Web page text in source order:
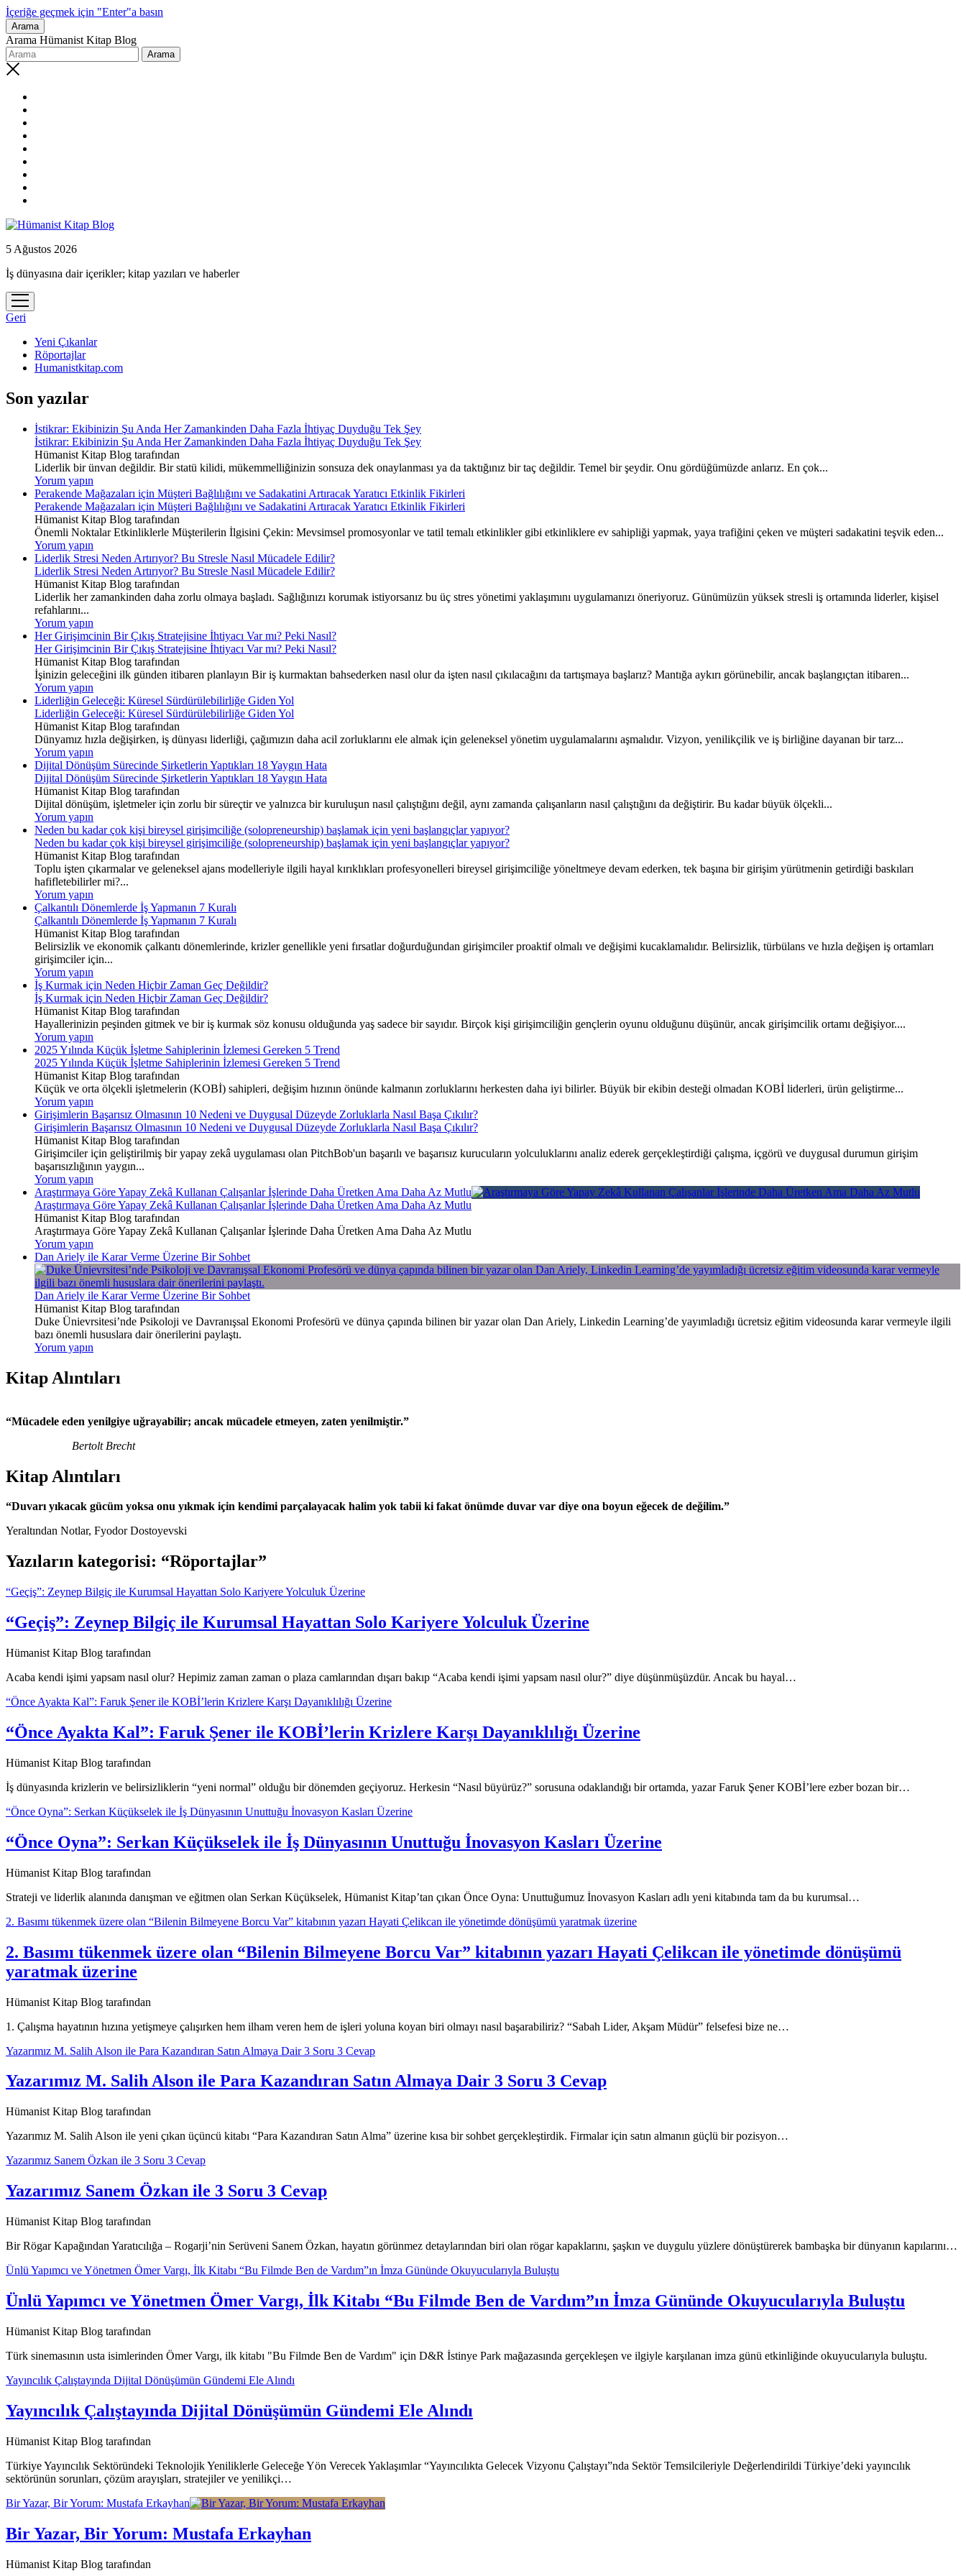
İçeriğe geçmek için "Enter"a basın
Arama
Arama Hümanist Kitap Blog
5 Ağustos 2026
İş dünyasına dair içerikler; kitap yazıları ve haberler
menüyü
aç
Geri
Yeni Çıkanlar
Röportajlar
Humanistkitap.com
Son yazılar
İstikrar: Ekibinizin Şu Anda Her Zamankinden Daha Fazla İhtiyaç Duyduğu Tek Şey
İstikrar: Ekibinizin Şu Anda Her Zamankinden Daha Fazla İhtiyaç Duyduğu Tek Şey
Hümanist Kitap Blog tarafından
Liderlik bir ünvan değildir. Bir statü kilidi, mükemmelliğinizin sonsuza dek onaylanması ya da taktığınız bir taç değildir. Temel bir şeydir. Onu gördüğümüzde anlarız. En çok...
Yorum yapın
Perakende Mağazaları için Müşteri Bağlılığını ve Sadakatini Artıracak Yaratıcı Etkinlik Fikirleri
Perakende Mağazaları için Müşteri Bağlılığını ve Sadakatini Artıracak Yaratıcı Etkinlik Fikirleri
Hümanist Kitap Blog tarafından
Önemli Noktalar Etkinliklerle Müşterilerin İlgisini Çekin: Mevsimsel promosyonlar ve tatil temalı etkinlikler gibi etkinliklere ev sahipliği yapmak, yaya trafiğini çeken ve müşteri sadakatini teşvik eden...
Yorum yapın
Liderlik Stresi Neden Artırıyor? Bu Stresle Nasıl Mücadele Edilir?
Liderlik Stresi Neden Artırıyor? Bu Stresle Nasıl Mücadele Edilir?
Hümanist Kitap Blog tarafından
Liderlik her zamankinden daha zorlu olmaya başladı. Sağlığınızı korumak istiyorsanız bu üç stres yönetimi yaklaşımını uygulamanızı öneriyoruz. Günümüzün yüksek stresli iş ortamında liderler, kişisel
refahlarını...
Yorum yapın
Her Girişimcinin Bir Çıkış Stratejisine İhtiyacı Var mı? Peki Nasıl?
Her Girişimcinin Bir Çıkış Stratejisine İhtiyacı Var mı? Peki Nasıl?
Hümanist Kitap Blog tarafından
İşinizin geleceğini ilk günden itibaren planlayın Bir iş kurmaktan bahsederken nasıl olur da işten nasıl çıkılacağını da tartışmaya başlarız? Mantığa aykırı görünebilir, ancak başlangıçtan itibaren...
Yorum yapın
Liderliğin Geleceği: Küresel Sürdürülebilirliğe Giden Yol
Liderliğin Geleceği: Küresel Sürdürülebilirliğe Giden Yol
Hümanist Kitap Blog tarafından
Dünyamız hızla değişirken, iş dünyası liderliği, çağımızın daha acil zorluklarını ele almak için geleneksel yönetim uygulamalarını aşmalıdır. Vizyon, yenilikçilik ve iş birliğine dayanan bir tarz...
Yorum yapın
Dijital Dönüşüm Sürecinde Şirketlerin Yaptıkları 18 Yaygın Hata
Dijital Dönüşüm Sürecinde Şirketlerin Yaptıkları 18 Yaygın Hata
Hümanist Kitap Blog tarafından
Dijital dönüşüm, işletmeler için zorlu bir süreçtir ve yalnızca bir kuruluşun nasıl çalıştığını değil, aynı zamanda çalışanların nasıl çalıştığını da değiştirir. Bu kadar büyük ölçekli...
Yorum yapın
Neden bu kadar çok kişi bireysel girişimciliğe (solopreneurship) başlamak için yeni başlangıçlar yapıyor?
Neden bu kadar çok kişi bireysel girişimciliğe (solopreneurship) başlamak için yeni başlangıçlar yapıyor?
Hümanist Kitap Blog tarafından
Toplu işten çıkarmalar ve geleneksel ajans modelleriyle ilgili hayal kırıklıkları profesyonelleri bireysel girişimciliğe yöneltmeye devam ederken, tek başına bir girişim yürütmenin getirdiği baskıları
hafifletebilirler mi?...
Yorum yapın
Çalkantılı Dönemlerde İş Yapmanın 7 Kuralı
Çalkantılı Dönemlerde İş Yapmanın 7 Kuralı
Hümanist Kitap Blog tarafından
Belirsizlik ve ekonomik çalkantı dönemlerinde, krizler genellikle yeni fırsatlar doğurduğundan girişimciler proaktif olmalı ve değişimi kucaklamalıdır. Belirsizlik, türbülans ve hızla değişen iş ortamları
girişimciler için...
Yorum yapın
İş Kurmak için Neden Hiçbir Zaman Geç Değildir?
İş Kurmak için Neden Hiçbir Zaman Geç Değildir?
Hümanist Kitap Blog tarafından
Hayallerinizin peşinden gitmek ve bir iş kurmak söz konusu olduğunda yaş sadece bir sayıdır. Birçok kişi girişimciliğin gençlerin oyunu olduğunu düşünür, ancak girişimcilik ortamı değişiyor....
Yorum yapın
2025 Yılında Küçük İşletme Sahiplerinin İzlemesi Gereken 5 Trend
2025 Yılında Küçük İşletme Sahiplerinin İzlemesi Gereken 5 Trend
Hümanist Kitap Blog tarafından
Küçük ve orta ölçekli işletmelerin (KOBİ) sahipleri, değişim hızının önünde kalmanın zorluklarını herkesten daha iyi bilirler. Büyük bir ekibin desteği olmadan KOBİ liderleri, ürün geliştirme...
Yorum yapın
Girişimlerin Başarısız Olmasının 10 Nedeni ve Duygusal Düzeyde Zorluklarla Nasıl Başa Çıkılır?
Girişimlerin Başarısız Olmasının 10 Nedeni ve Duygusal Düzeyde Zorluklarla Nasıl Başa Çıkılır?
Hümanist Kitap Blog tarafından
Girişimciler için geliştirilmiş bir yapay zekâ uygulaması olan PitchBob'un başarılı ve başarısız kurucuların yolculuklarını analiz ederek gerçekleştirdiği çalışma, içgörü ve duygusal durumun girişim
başarısızlığının yaygın...
Yorum yapın
Araştırmaya Göre Yapay Zekâ Kullanan Çalışanlar İşlerinde Daha Üretken Ama Daha Az Mutlu
Araştırmaya Göre Yapay Zekâ Kullanan Çalışanlar İşlerinde Daha Üretken Ama Daha Az Mutlu
Hümanist Kitap Blog tarafından
Araştırmaya Göre Yapay Zekâ Kullanan Çalışanlar İşlerinde Daha Üretken Ama Daha Az Mutlu
Yorum yapın
Dan Ariely ile Karar Verme Üzerine Bir Sohbet
Dan Ariely ile Karar Verme Üzerine Bir Sohbet
Hümanist Kitap Blog tarafından
Duke Ünievrsitesi’nde Psikoloji ve Davranışsal Ekonomi Profesörü ve dünya çapında bilinen bir yazar olan Dan Ariely, Linkedin Learning’de yayımladığı ücretsiz eğitim videosunda karar vermeyle ilgili
bazı önemli hususlara dair önerilerini paylaştı.
Yorum yapın
Kitap Alıntıları
“Mücadele eden yenilgiye uğrayabilir; ancak mücadele etmeyen, zaten yenilmiştir.”
Bertolt Brecht
Kitap Alıntıları
“Duvarı yıkacak gücüm yoksa onu yıkmak için kendimi parçalayacak halim yok tabii ki fakat önümde duvar var diye ona boyun eğecek de değilim.”
Yeraltından Notlar, Fyodor Dostoyevski
Yazıların kategorisi: “Röportajlar”
“Geçiş”: Zeynep Bilgiç ile Kurumsal Hayattan Solo Kariyere Yolculuk Üzerine
“Geçiş”: Zeynep Bilgiç ile Kurumsal Hayattan Solo Kariyere Yolculuk Üzerine
Hümanist Kitap Blog tarafından
Acaba kendi işimi yapsam nasıl olur? Hepimiz zaman zaman o plaza camlarından dışarı bakıp “Acaba kendi işimi yapsam nasıl olur?” diye düşünmüşüzdür. Ancak bu hayal…
“Önce Ayakta Kal”: Faruk Şener ile KOBİ’lerin Krizlere Karşı Dayanıklılığı Üzerine
“Önce Ayakta Kal”: Faruk Şener ile KOBİ’lerin Krizlere Karşı Dayanıklılığı Üzerine
Hümanist Kitap Blog tarafından
İş dünyasında krizlerin ve belirsizliklerin “yeni normal” olduğu bir dönemden geçiyoruz. Herkesin “Nasıl büyürüz?” sorusuna odaklandığı bir ortamda, yazar Faruk Şener KOBİ’lere ezber bozan bir…
“Önce Oyna”: Serkan Küçükselek ile İş Dünyasının Unuttuğu İnovasyon Kasları Üzerine
“Önce Oyna”: Serkan Küçükselek ile İş Dünyasının Unuttuğu İnovasyon Kasları Üzerine
Hümanist Kitap Blog tarafından
Strateji ve liderlik alanında danışman ve eğitmen olan Serkan Küçükselek, Hümanist Kitap’tan çıkan Önce Oyna: Unuttuğumuz İnovasyon Kasları adlı yeni kitabında tam da bu kurumsal…
2. Basımı tükenmek üzere olan “Bilenin Bilmeyene Borcu Var” kitabının yazarı Hayati Çelikcan ile yönetimde dönüşümü yaratmak üzerine
2. Basımı tükenmek üzere olan “Bilenin Bilmeyene Borcu Var” kitabının yazarı Hayati Çelikcan ile yönetimde dönüşümü
yaratmak üzerine
Hümanist Kitap Blog tarafından
1. Çalışma hayatının hızına yetişmeye çalışırken hem ilham veren hem de işleri yoluna koyan biri olmayı nasıl başarabiliriz? “Sabah Lider, Akşam Müdür” felsefesi bize ne…
Yazarımız M. Salih Alson ile Para Kazandıran Satın Almaya Dair 3 Soru 3 Cevap
Yazarımız M. Salih Alson ile Para Kazandıran Satın Almaya Dair 3 Soru 3 Cevap
Hümanist Kitap Blog tarafından
Yazarımız M. Salih Alson ile yeni çıkan üçüncü kitabı “Para Kazandıran Satın Alma” üzerine kısa bir sohbet gerçekleştirdik. Firmalar için satın almanın güçlü bir pozisyon…
Yazarımız Sanem Özkan ile 3 Soru 3 Cevap
Yazarımız Sanem Özkan ile 3 Soru 3 Cevap
Hümanist Kitap Blog tarafından
Bir Rögar Kapağından Yaratıcılığa – Rogarji’nin Serüveni Sanem Özkan, hayatın görünmez detaylarından biri olan rögar kapaklarını, şaşkın ve duygulu yüzlere dönüştürerek bambaşka bir dünyanın kapılarını…
Ünlü Yapımcı ve Yönetmen Ömer Vargı, İlk Kitabı “Bu Filmde Ben de Vardım”ın İmza Gününde Okuyucularıyla Buluştu
Ünlü Yapımcı ve Yönetmen Ömer Vargı, İlk Kitabı “Bu Filmde Ben de Vardım”ın İmza Gününde Okuyucularıyla Buluştu
Hümanist Kitap Blog tarafından
Türk sinemasının usta isimlerinden Ömer Vargı, ilk kitabı "Bu Filmde Ben de Vardım" için D&R İstinye Park mağazasında gerçekleşen ve ilgiyle karşılanan imza günü etkinliğinde okuyucularıyla buluştu.
Yayıncılık Çalıştayında Dijital Dönüşümün Gündemi Ele Alındı
Yayıncılık Çalıştayında Dijital Dönüşümün Gündemi Ele Alındı
Hümanist Kitap Blog tarafından
Türkiye Yayıncılık Sektöründeki Teknolojik Yeniliklerle Geleceğe Yön Verecek Yaklaşımlar “Yayıncılıkta Gelecek Vizyonu Çalıştayı”nda Sektör Temsilcileriyle Değerlendirildi Türkiye’deki yayıncılık
sektörünün sorunları, çözüm arayışları, stratejiler ve yenilikçi…
Bir Yazar, Bir Yorum: Mustafa Erkayhan
Bir Yazar, Bir Yorum: Mustafa Erkayhan
Hümanist Kitap Blog tarafından